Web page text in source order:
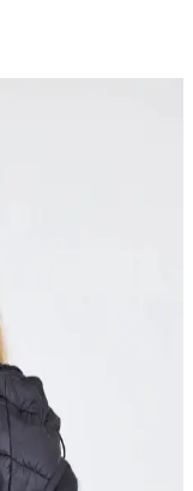
tutarken şıklık ve
kış stilinizi
ve Sıcak
ve şıklık sunar.
güvenli ve
Günlük Şıklık